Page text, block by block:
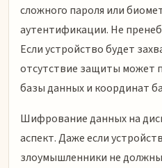
сложного пароля или
аутентификации. Не
Если устройство будет
отсутствие защиты может
базы данных и координат
Шифрование данных на
аспект. Даже если
злоумышленники не